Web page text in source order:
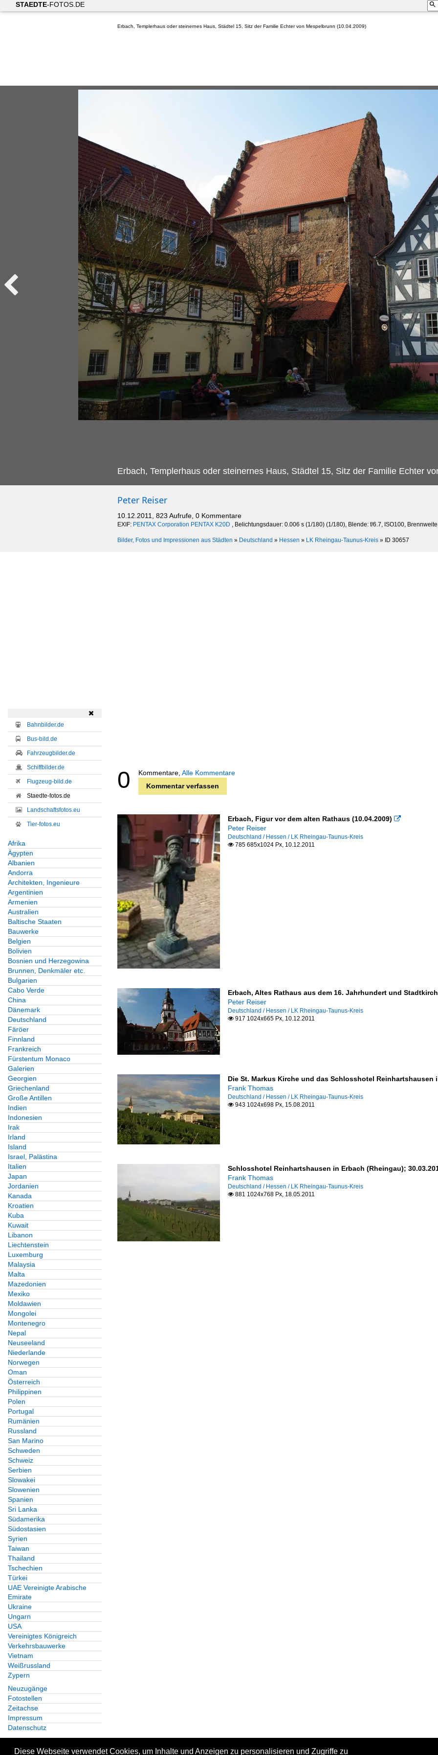
STAEDTE-FOTOS.DE
Erbach, Templerhaus oder steinernes Haus, Städtel 15, Sitz der Familie Echter von Mespelbrunn (10.04.2009)
Erbach, Templerhaus oder steinernes Haus, Städtel 15, Sitz der Familie Echter
Peter Reiser
10.12.2011, 823 Aufrufe, 0 Kommentare
EXIF: PENTAX Corporation PENTAX K20D , Belichtungsdauer: 0.006 s (1/180) (1/180), Blende: f/6.7, ISO100,
Bilder, Fotos und Impressionen aus Städten » Deutschland » Hessen » LK Rheingau-Taunus-Kreis » ID 30657

Bahnbilder.de
Bus-bild.de
Fahrzeugbilder.de
Schiffbilder.de
Flugzeug-bild.de
Staedte-fotos.de
Landschaftsfotos.eu
Tier-fotos.eu
Afrika
Ägypten
Albanien
Andorra
Architekten, Ingenieure
Argentinien
Armenien
Australien
Baltische Staaten
Bauwerke
Belgien
Bolivien
Bosnien und Herzegowina
Brunnen, Denkmäler etc.
Bulgarien
Cabo Verde
China
Dänemark
Deutschland
Färöer
Finnland
Frankreich
Fürstentum Monaco
Galerien
Georgien
Griechenland
Große Antillen
Indien
Indonesien
Irak
Irland
Island
Israel, Palästina
Italien
Japan
Jordanien
Kanada
Kroatien
Kuba
Kuwait
Libanon
Liechtenstein
Luxemburg
Malaysia
Malta
Mazedonien
Mexiko
Moldawien
Mongolei
Montenegro
Nepal
Neuseeland
Niederlande
Norwegen
Oman
Österreich
Philippinen
Polen
Portugal
Rumänien
Russland
San Marino
Schweden
Schweiz
Serbien
Slowakei
Slowenien
Spanien
Sri Lanka
Südamerika
Südostasien
Syrien
Taiwan
Thailand
Tschechien
Türkei
UAE Vereinigte Arabische
Emirate
Ukraine
Ungarn
USA
Vereinigtes Königreich
Verkehrsbauwerke
Vietnam
Weißrussland
Zypern
Neuzugänge
Fotostellen
Zeitachse
Impressum
Datenschutz
0 Kommentare, Alle Kommentare
Kommentar verfassen
Erbach, Figur vor dem alten Rathaus (10.04.2009) 
Peter Reiser
Deutschland / Hessen / LK Rheingau-Taunus-Kreis
785 685x1024 Px, 10.12.2011
Erbach, Altes Rathaus aus dem 16. Jahrhundert und
Peter Reiser
Deutschland / Hessen / LK Rheingau-Taunus-Kreis
917 1024x665 Px, 10.12.2011
Die St. Markus Kirche und das Schlosshotel Reinhartshausen
Frank Thomas
Deutschland / Hessen / LK Rheingau-Taunus-Kreis
943 1024x698 Px, 15.08.2011
Schlosshotel Reinhartshausen in Erbach (Rheingau);
Frank Thomas
Deutschland / Hessen / LK Rheingau-Taunus-Kreis
881 1024x768 Px, 18.05.2011
Diese Webseite verwendet Cookies, um Inhalte und Anzeigen zu personalisieren und Zugriffe zu